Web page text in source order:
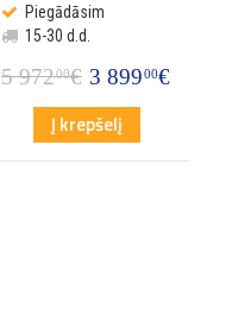
Piegādāsim
15-30 d.d.
5 97200€ 3 89900€
Į krepšelį